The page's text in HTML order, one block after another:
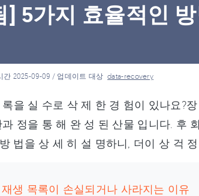
] 5가지 효율적인
간 2025-09-09 / 업데이트 대상data-recovery
을 실 수로 삭 제 한 경 험이 있나요?
정을 통 해 완 성 된 산물 입니다. 후
법을 상 세 히 설 명하니, 더이 상 걱
재생 목록이 손실되거나 사라지는 이유